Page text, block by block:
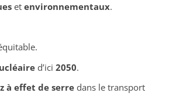
et environnementaux.
d’ici 2050.
à effet de serredans le transport